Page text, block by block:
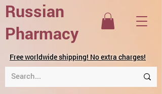
Russian
Pharmacy
Free worldwide shipping! No extra charges!